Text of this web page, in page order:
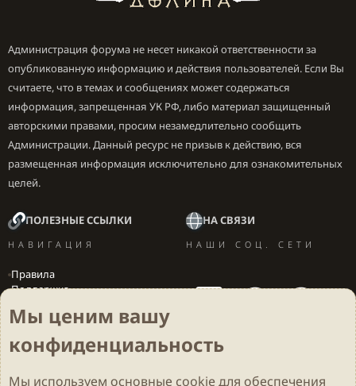
Администрация форума не несет никакой ответственности за
опубликованную информацию и действия пользователей. Если Вы
считаете, что в темах и сообщениях может содержаться
информация, запрещенная УК РФ, либо материал защищенный
авторскими правами, просим незамедлительно сообщить
Администрации. Данный ресурс не призыв к действию, вся
размещенная информация исключительно для ознакомительных
целей.
ПОЛЕЗНЫЕ ССЫЛКИ
НАВИГАЦИЯ
Правила
Поддержка
Локализация игр
НА СВЯЗИ
НАШИ СОЦ. СЕТИ
Мы ценим вашу
конфиденциальность
Мы используем основные cookieдля обеспечения